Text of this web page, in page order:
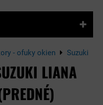
- ofuky okien Suzuki
LIANA